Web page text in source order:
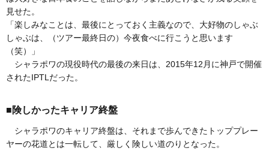
見せた。
「楽しみなことは、最後にとっておく主義なので、大好物のしゃぶ
しゃぶは、（ツアー最終日の）今夜食べに行こうと思います
（笑）」
シャラポワの現役時代の最後の来日は、2015年12月に神戸で開催
されたIPTLだった。
■険しかったキャリア終盤
シャラポワのキャリア終盤は、それまで歩んできたトッププレー
ヤーの花道とは一転して、厳しく険しい道のりとなった。